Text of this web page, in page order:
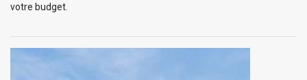
votre budget.